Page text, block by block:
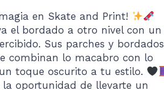
en Skate and Print!
el bordado a otro nivel con un
Sus parches y bordados
combinan lo macabro con lo
toque oscurito a tu estilo.
oportunidad de llevarte un